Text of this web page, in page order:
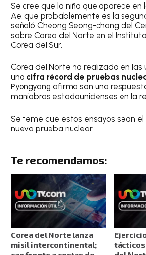
Se cree que la niña que aparece en
Ae, que probablemente es la
señaló Cheong Seong-chang del
sobre Corea del Norte en el
Corea del Sur.
Corea del Norte ha realizado en las
una cifra récord de pruebas
Pyongyang afirma son una
maniobras estadounidenses en la
Se teme que estos ensayos sean
nueva prueba nuclear.
Te recomendamos:
Corea del Norte lanza
misil intercontinental;